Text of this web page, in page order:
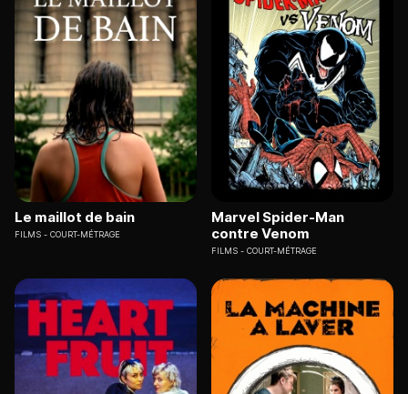
Le maillot de bain
FILMS COURT-MÉTRAGE
Marvel Spider-Man
contre Venom
FILMS COURT-MÉTRAGE